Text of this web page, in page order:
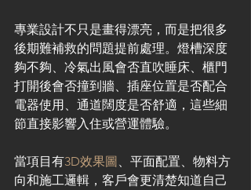
專業設計不只是畫得漂亮，而是把很多
後期難補救的問題提前處理。燈槽深度
夠不夠、冷氣出風會否直吹睡床、櫃門
打開後會否撞到牆、插座位置是否配合
電器使用、通道闊度是否舒適，這些細
節直接影響入住或營運體驗。
當項目有3D效果圖 、平面配置、物料方
向和施工邏輯，客戶會更清楚知道自己